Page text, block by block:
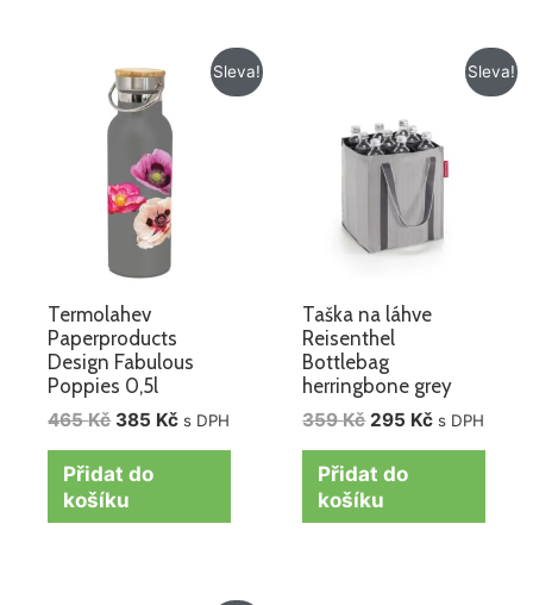
Sleva!
Termolahev
Paperproducts
Design Fabulous
Poppies 0,5l
465Kč
Původní
cena
byla:
465 Kč.
385 Kč
Aktuální
cena
s DPH
Přidat do
košíku
Sleva!
Taška na láhve
Reisenthel
Bottlebag
herringbone grey
359Kč
359 Kč.
295 Kč
Aktuální
cena
s DPH
Přidat do
košíku